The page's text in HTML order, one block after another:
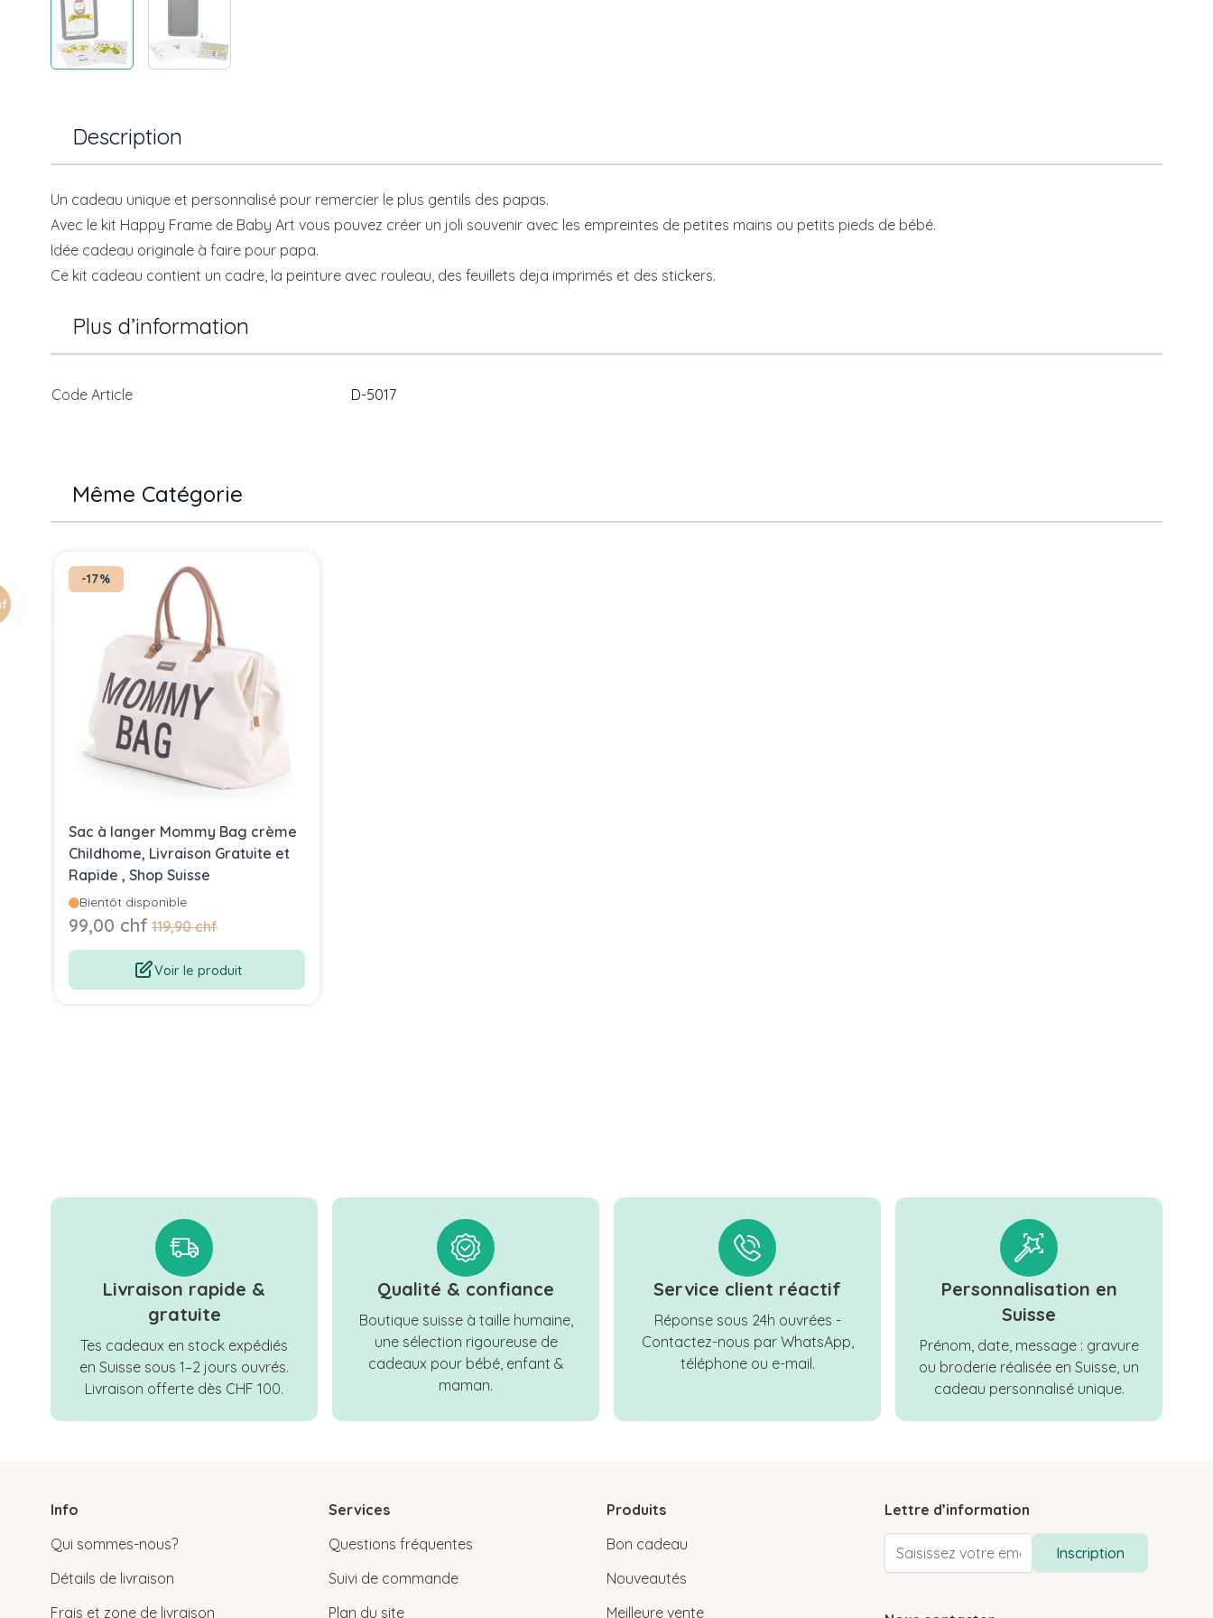
Description
Un cadeau unique et personnalisé pour remercier le plus gentils des papas.
Avec le kit Happy Frame de Baby Art vous pouvez créer un joli souvenir avec les empreintes de petites mains ou petits pieds de bébé.
Idée cadeau originale à faire pour papa.
Ce kit cadeau contient un cadre, la peinture avec rouleau, des feuillets deja imprimés et des stickers.
Plus d’information
Code Article D-5017
Même Catégorie
-17%
Sac à langer Mommy Bag crème
Childhome, Livraison Gratuite et
Rapide , Shop Suisse
Bientôt disponible
Prix Spécial
99,00 chf Prix normal
119,90 chf
Voir le produit
Livraison rapide &
gratuite
Tes cadeaux en stock expédiés
en Suisse sous 1–2 jours ouvrés.
Livraison offerte dès CHF 100.
Qualité & confiance
Boutique suisse à taille humaine,
une sélection rigoureuse de
cadeaux pour bébé, enfant &
maman.
Service client réactif
Réponse sous 24h ouvrées -
Contactez-nous par WhatsApp,
téléphone ou e-mail.
Personnalisation en
Suisse
Prénom, date, message : gravure
ou broderie réalisée en Suisse, un
cadeau personnalisé unique.
Info
Qui sommes-nous?
Détails de livraison
Frais et zone de livraison
Services
Questions fréquentes
Suivi de commande
Plan du site
Produits
Bon cadeau
Nouveautés
Meilleure vente
Lettre d’information
Adresse email
Inscription